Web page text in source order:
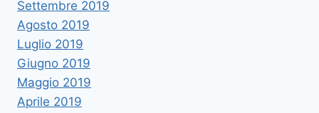
Settembre 2019
Agosto 2019
Luglio 2019
Giugno 2019
Maggio 2019
Aprile 2019